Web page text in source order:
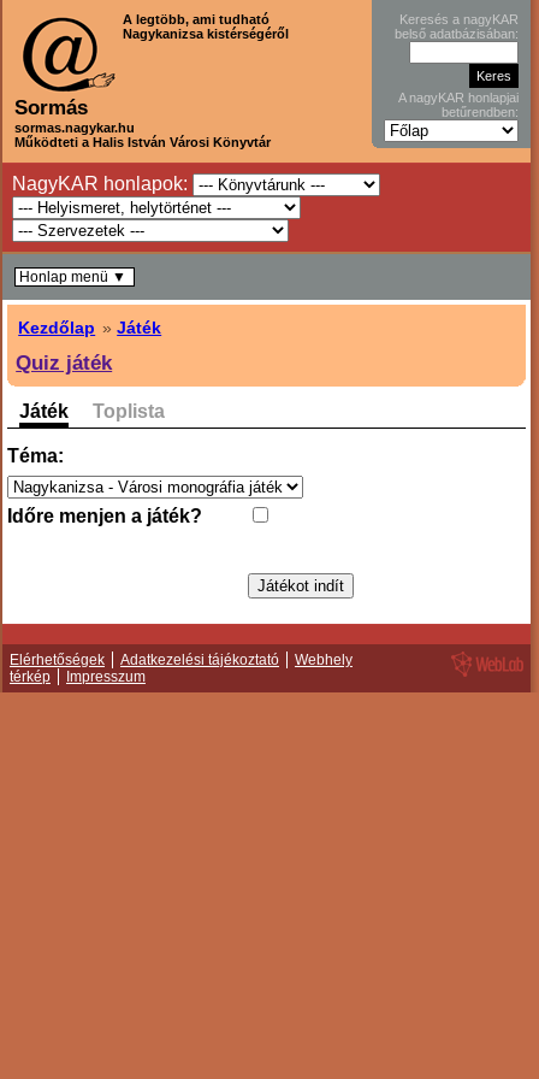
A legtöbb, ami tudható
Nagykanizsa kistérségéről
Sormás
sormas.nagykar.hu
Működteti a Halis István Városi Könyvtár
Keresés a nagyKAR
belső adatbázisában:
A nagyKAR honlapjai
betűrendben:
NagyKAR honlapok:
Kezdőlap »Játék
Quiz játék
Játék Toplista
Téma:
Időre menjen a játék?
Honlap menü ▼
Elérhetőségek Adatkezelési tájékoztató
Webhely
térkép
Impresszum